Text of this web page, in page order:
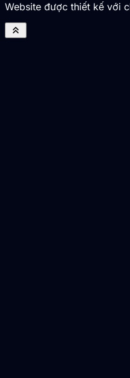
Website được thiết kế với
keyboard_double_arrow_up